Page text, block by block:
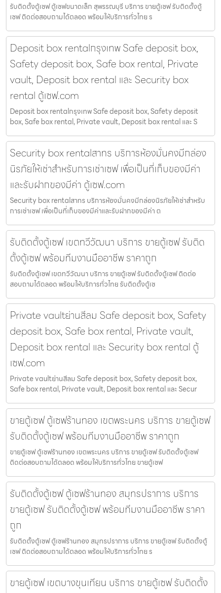
รับติดตั้งตู้เซฟ ตู้เซฟขนาดเล็ก สุพรรณบุรี บริการ ขายตู้เซฟ รับติดตั้งตู้
เซฟ ติดต่อสอบถามได้ตลอด พร้อมให้บริการทั่วไทย ร
Deposit box rentalกรุงเทพ Safe deposit box,
Safety deposit box, Safe box rental, Private
vault, Deposit box rental และ Security box
rental ตู้เซฟ.com
Deposit box rentalกรุงเทพ Safe deposit box, Safety deposit
box, Safe box rental, Private vault, Deposit box rental และ S
Security box rentalสาทร บริการห้องมั่นคงมีกล่อง
นิรภัยให้เช่าสำหรับการเช่าเซฟ เพื่อเป็นที่เก็บของมีค่า
และรับฝากของมีค่า ตู้เซฟ.com
Security box rentalสาทร บริการห้องมั่นคงมีกล่องนิรภัยให้เช่าสำหรับ
การเช่าเซฟ เพื่อเป็นที่เก็บของมีค่าและรับฝากของมีค่า ต
รับติดตั้งตู้เซฟ เขตทวีวัฒนา บริการ ขายตู้เซฟ รับติด
ตั้งตู้เซฟ พร้อมทีมงานมืออาชีพ ราคาถูก
รับติดตั้งตู้เซฟ เขตทวีวัฒนา บริการ ขายตู้เซฟ รับติดตั้งตู้เซฟ ติดต่อ
สอบถามได้ตลอด พร้อมให้บริการทั่วไทย รับติดตั้งตู้เซ
Private vaultย่านสีลม Safe deposit box, Safety
deposit box, Safe box rental, Private vault,
Deposit box rental และ Security box rental ตู้
เซฟ.com
Private vaultย่านสีลม Safe deposit box, Safety deposit box,
Safe box rental, Private vault, Deposit box rental และ Secur
ขายตู้เซฟ ตู้เซฟร้านทอง เขตพระนคร บริการ ขายตู้เซฟ
รับติดตั้งตู้เซฟ พร้อมทีมงานมืออาชีพ ราคาถูก
ขายตู้เซฟ ตู้เซฟร้านทอง เขตพระนคร บริการ ขายตู้เซฟ รับติดตั้งตู้เซฟ
ติดต่อสอบถามได้ตลอด พร้อมให้บริการทั่วไทย ขายตู้เซฟ
รับติดตั้งตู้เซฟ ตู้เซฟร้านทอง สมุทรปราการ บริการ
ขายตู้เซฟ รับติดตั้งตู้เซฟ พร้อมทีมงานมืออาชีพ ราคา
ถูก
รับติดตั้งตู้เซฟ ตู้เซฟร้านทอง สมุทรปราการ บริการ ขายตู้เซฟ รับติดตั้งตู้
เซฟ ติดต่อสอบถามได้ตลอด พร้อมให้บริการทั่วไทย ร
ขายตู้เซฟ เขตบางขุนเทียน บริการ ขายตู้เซฟ รับติดตั้ง